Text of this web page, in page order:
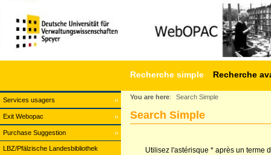
Services usagers
Exit Webopac
Purchase Suggestion
Recherche simple Recherche
LBZ/Pfälzische Landesbibliothek
You are here: Search Simple
Search Simple
Utilisez l'astérisque * après un terme